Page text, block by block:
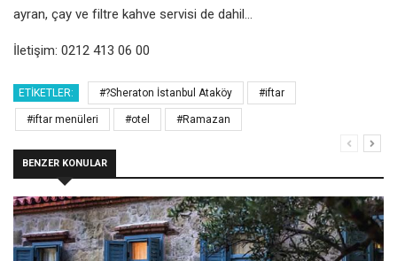
ayran, çay ve filtre kahve servisi de dahil…
İletişim: 0212 413 06 00
ETIKETLER: #?Sheraton İstanbul Ataköy #iftar
#iftar menüleri #otel #Ramazan
BENZER KONULAR